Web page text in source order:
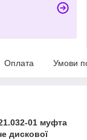
Оплата Умови
01 муфта
дискової